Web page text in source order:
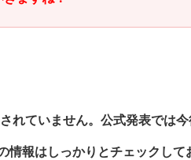
れていません。公式発表では
情報はしっかりとチェックして